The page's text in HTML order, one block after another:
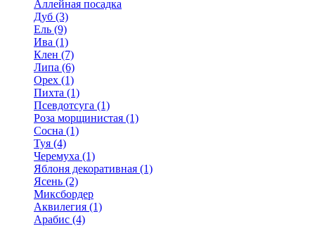
Аллейная посадка
Дуб (3)
Ель (9)
Ива (1)
Клен (7)
Липа (6)
Орех (1)
Пихта (1)
Псевдотсуга (1)
Роза морщинистая (1)
Сосна (1)
Туя (4)
Черемуха (1)
Яблоня декоративная (1)
Ясень (2)
Миксбордер
Аквилегия (1)
Арабис (4)